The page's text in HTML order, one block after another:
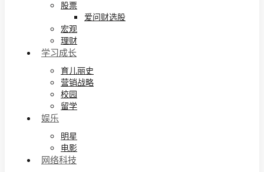
股票
爱问财选股
宏观
理财
学习成长
育儿丽史
营销战略
校园
留学
娱乐
明星
电影
网络科技